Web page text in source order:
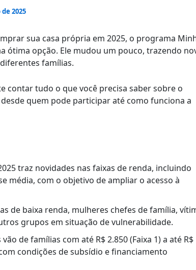
2025
sua casa própria em 2025, o programa
ótima opção. Ele mudou um pouco, trazendo
famílias.
contar tudo o que você precisa saber sobre o
quem pode participar até como funciona a
traz novidades nas faixas de renda, incluindo
média, com o objetivo de ampliar o acesso à
de baixa renda, mulheres chefes de família,
grupos em situação de vulnerabilidade.
de famílias com até R$ 2.850 (Faixa 1) a até R$
condições de subsídio e financiamento